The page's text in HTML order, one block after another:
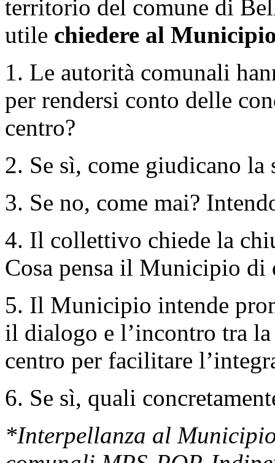
territorio del comune di
utile chiedere al
1. Le autorità comunali
per rendersi conto delle
centro?
2. Se sì, come giudicano la
3. Se no, come mai?
4. Il collettivo chiede la
Cosa pensa il Municipio di
5. Il Municipio intende
il dialogo e l’incontro tra
centro per facilitare
6. Se sì, quali
*Interpellanza al